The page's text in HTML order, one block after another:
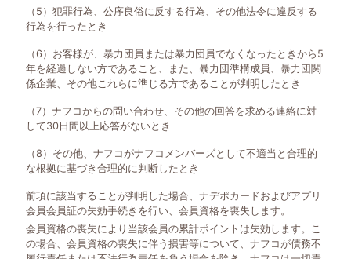
（5）犯罪行為、公序良俗に反する行為、その他法令に違反する
行為を行ったとき
（6）お客様が、暴力団員または暴力団員でなくなったときから5
年を経過しない方であること、また、暴力団準構成員、暴力団関
係企業、その他これらに準じる方であることが判明したとき
（7）ナフコからの問い合わせ、その他の回答を求める連絡に対
して30日間以上応答がないとき
（8）その他、ナフコがナフコメンバーズとして不適当と合理的
な根拠に基づき合理的に判断したとき
前項に該当することが判明した場合、ナデポカードおよびアプリ
会員会員証の失効手続きを行い、会員資格を喪失します。
会員資格の喪失により当該会員の累計ポイントは失効します。こ
の場合、会員資格の喪失に伴う損害等について、ナフコが債務不